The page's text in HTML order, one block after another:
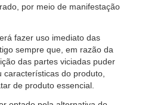
por meio de manifestação
fazer uso imediato das
sempre que, em razão da
das partes viciadas puder
do produto,
de produto essencial.